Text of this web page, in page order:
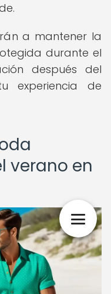
a mantener la
durante el
después del
experiencia de
verano en